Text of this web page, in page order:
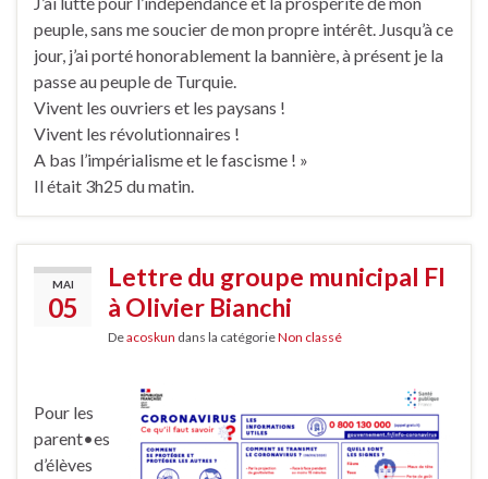
peuple, sans me soucier de mon propre intérêt. Jusqu’à ce
jour, j’ai porté honorablement la bannière, à présent je la
passe au peuple de Turquie.
Vivent les ouvriers et les paysans !
Vivent les révolutionnaires !
A bas l’impérialisme et le fascisme ! »
Il était 3h25 du matin.
MAI
05
Lettre du groupe municipal FI
à Olivier Bianchi
Deacoskun dans la catégorieNon classé
Pour les
parent•es
d’élèves